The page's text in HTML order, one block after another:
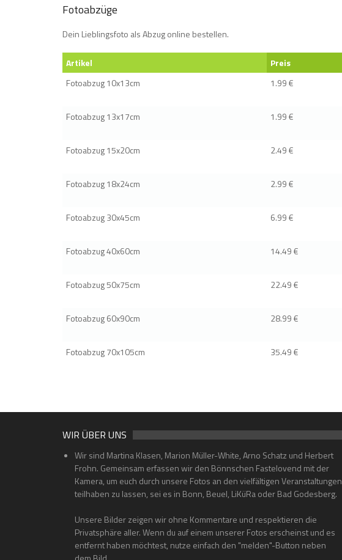
Fotoabzüge
Dein Lieblingsfoto als Abzug online bestellen.
Artikel
Preis
Fotoabzug 10x13cm
1.99 €
Fotoabzug 13x17cm 1.99 €
Fotoabzug 15x20cm 2.49 €
Fotoabzug 18x24cm 2.99 €
Fotoabzug 30x45cm 6.99 €
Fotoabzug 40x60cm 14.49 €
Fotoabzug 50x75cm 22.49 €
Fotoabzug 60x90cm 28.99 €
Fotoabzug 70x105cm 35.49 €
WIR ÜBER UNS
Wir sind Martina Klasen, Marion Müller-White, Arno Schatz und Herbert
Frohn. Gemeinsam erfassen wir den Bönnschen Fastelovend mit der
Kamera, um euch durch unsere Fotos an den vielfältigen Veranstaltungen
teilhaben zu lassen, sei es in Bonn, Beuel, LiKüRa oder Bad Godesberg.
Unsere Bilder zeigen wir ohne Kommentare und respektieren die
Privatsphäre aller. Wenn du auf einem unserer Fotos erscheinst und es
entfernt haben möchtest, nutze einfach den "melden"-Button neben